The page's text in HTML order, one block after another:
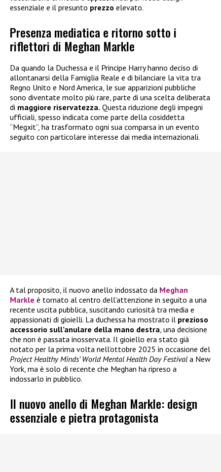
essenziale e il presunto prezzo elevato.
Presenza mediatica e ritorno sotto i
riflettori di Meghan Markle
Da quando la Duchessa e il Principe Harry hanno deciso di
allontanarsi della Famiglia Reale e di bilanciare la vita tra
Regno Unito e Nord America, le sue apparizioni pubbliche
sono diventate molto più rare, parte di una scelta deliberata
di maggiore riservatezza. Questa riduzione degli impegni
ufficiali, spesso indicata come parte della cosiddetta
“Megxit”, ha trasformato ogni sua comparsa in un evento
seguito con particolare interesse dai media internazionali.
A tal proposito, il nuovo anello indossato da Meghan
Markle è tornato al centro dell’attenzione in seguito a una
recente uscita pubblica, suscitando curiosità tra media e
appassionati di gioielli. La duchessa ha mostrato il prezioso
accessorio sull’anulare della mano destra , una decisione
che non è passata inosservata. Il gioiello era stato già
notato per la prima volta nell’ottobre 2025 in occasione del
Project Healthy Minds’ World Mental Health Day Festival a New
York, ma è solo di recente che Meghan ha ripreso a
indossarlo in pubblico.
Il nuovo anello di Meghan Markle: design
essenziale e pietra protagonista